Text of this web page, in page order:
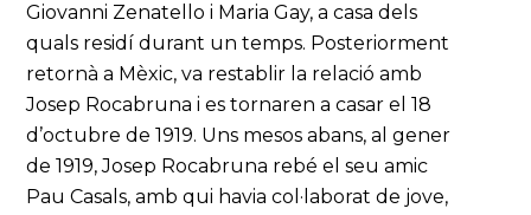
Giovanni Zenatello i Maria Gay, a casa dels
quals residí durant un temps. Posteriorment
retornà a Mèxic, va restablir la relació amb
Josep Rocabruna i es tornaren a casar el 18
d’octubre de 1919. Uns mesos abans, al gener
de 1919, Josep Rocabruna rebé el seu amic
Pau Casals, amb qui havia col·laborat de jove,